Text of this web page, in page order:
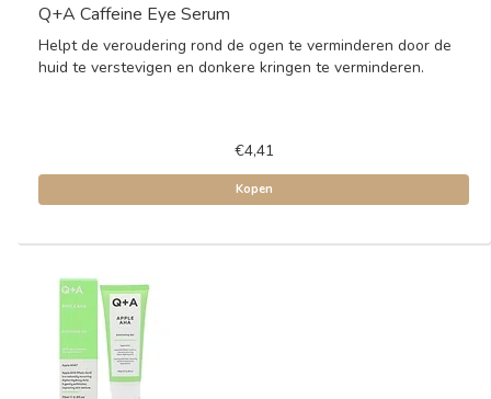
Q+A Caffeine Eye Serum
Helpt de veroudering rond de ogen te verminderen door de
huid te verstevigen en donkere kringen te verminderen.
€4,41
Kopen